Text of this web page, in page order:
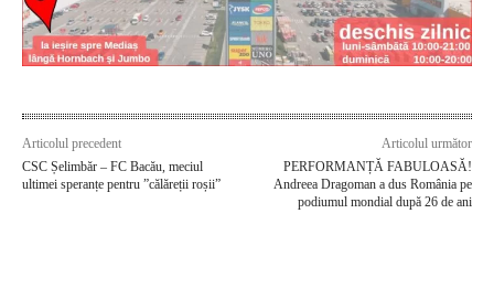
Articolul precedent
CSC Șelimbăr – FC Bacău, meciul
ultimei speranțe pentru ”călăreții roșii”
Articolul următor
PERFORMANȚĂ FABULOASĂ!
Andreea Dragoman a dus România pe
podiumul mondial după 26 de ani